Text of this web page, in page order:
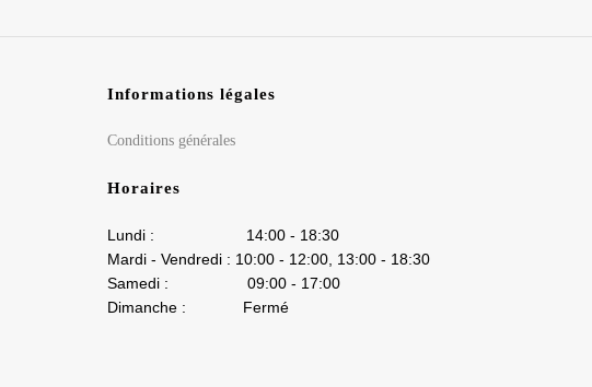
Informations légales
Conditions générales
Horaires
Lundi : 14:00 - 18:30
Mardi - Vendredi : 10:00 - 12:00, 13:00 - 18:30
Samedi : 09:00 - 17:00
Dimanche : Fermé